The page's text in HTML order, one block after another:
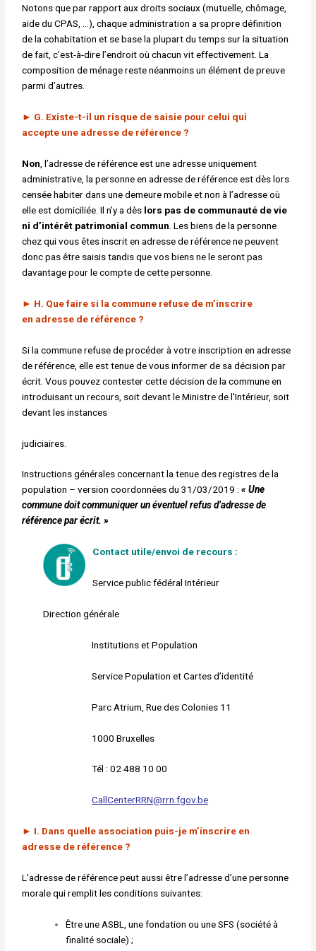
Notons que par rapport aux droits sociaux (mutuelle, chômage,
aide du CPAS, …), chaque administration a sa propre définition
de la cohabitation et se base la plupart du temps sur la situation
de fait, c’est-à-dire l’endroit où chacun vit effectivement. La
composition de ménage reste néanmoins un élément de preuve
parmi d’autres.
► G. Existe-t-il un risque de saisie pour celui qui
accepte une adresse de référence ?
Non , l’adresse de référence est une adresse uniquement
administrative, la personne en adresse de référence est dès lors
censée habiter dans une demeure mobile et non à l’adresse où
elle est domiciliée. Il n’y a dès lors pas de communauté de vie
ni d’intérêt patrimonial commun . Les biens de la personne
chez qui vous êtes inscrit en adresse de référence ne peuvent
donc pas être saisis tandis que vos biens ne le seront pas
davantage pour le compte de cette personne.
► H. Que faire si la commune refuse de m’inscrire
en adresse de référence ?
Si la commune refuse de procéder à votre inscription en adresse
de référence, elle est tenue de vous informer de sa décision par
écrit. Vous pouvez contester cette décision de la commune en
introduisant un recours, soit devant le Ministre de l’Intérieur, soit
devant les instances
judiciaires.
Instructions générales concernant la tenue des registres de la
population – version coordonnées du 31/03/2019 :« Une
commune doitcommuniquer un éventuel refus d’adresse de
référence par écrit. »
Contact utile/envoi de recours :
Service public fédéral Intérieur
Direction générale
Institutions et Population
Service Population et Cartes d’identité
Parc Atrium, Rue des Colonies 11
1000 Bruxelles
Tél : 02 488 10 00
CallCenterRRN@rrn.fgov.be
► I. Dans quelle association puis-je m’inscrire en
adresse de référence ?
L’adresse de référence peut aussi être l’adresse d’une personne
morale qui remplit les conditions suivantes:
Être une ASBL, une fondation ou une SFS (société à
finalité sociale) ;